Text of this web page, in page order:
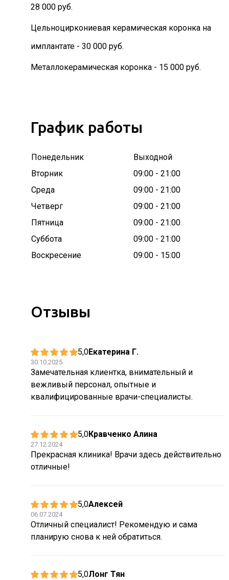
28 000 руб.
Цельноциркониевая керамическая коронка на
имплантате - 30 000 руб.
Металлокерамическая коронка - 15 000 руб.
График работы
Понедельник
Выходной
Вторник
09:00 - 21:00
Среда
09:00 - 21:00
Четверг
09:00 - 21:00
Пятница
09:00 - 21:00
Суббота
09:00 - 21:00
Воскресение
09:00 - 15:00
Отзывы
5,0Екатерина Г.
30.10.2025
Замечательная клиентка, внимательный и
вежливый персонал, опытные и
квалифицированные врачи-специалисты.
5,0Кравченко Алина
27.12.2024
Прекрасная клиника! Врачи здесь действительно
отличные!
5,0Алексей
06.07.2024
Отличный специалист! Рекомендую и сама
планирую снова к ней обратиться.
5,0Лонг Тян